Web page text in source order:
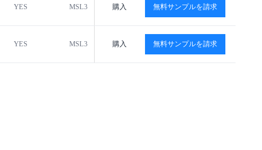
YES MSL3 -40℃ to +125℃ 閲覧
購入 無料サンプルを請求
YES MSL3 -40℃ to +125℃ 閲覧
購入 無料サンプルを請求